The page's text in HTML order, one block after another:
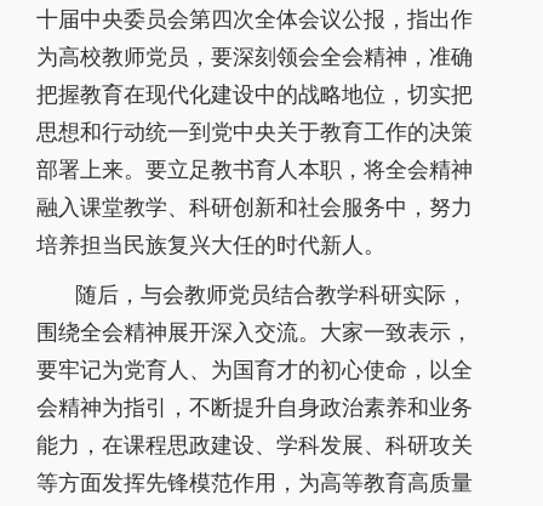
十届中央委员会第四次全体会议公报，指出作
为高校教师党员，要深刻领会全会精神，准确
把握教育在现代化建设中的战略地位，切实把
思想和行动统一到党中央关于教育工作的决策
部署上来。要立足教书育人本职，将全会精神
融入课堂教学、科研创新和社会服务中，努力
培养担当民族复兴大任的时代新人。
随后，与会教师党员结合教学科研实际，
围绕全会精神展开深入交流。大家一致表示，
要牢记为党育人、为国育才的初心使命，以全
会精神为指引，不断提升自身政治素养和业务
能力，在课程思政建设、学科发展、科研攻关
等方面发挥先锋模范作用，为高等教育高质量